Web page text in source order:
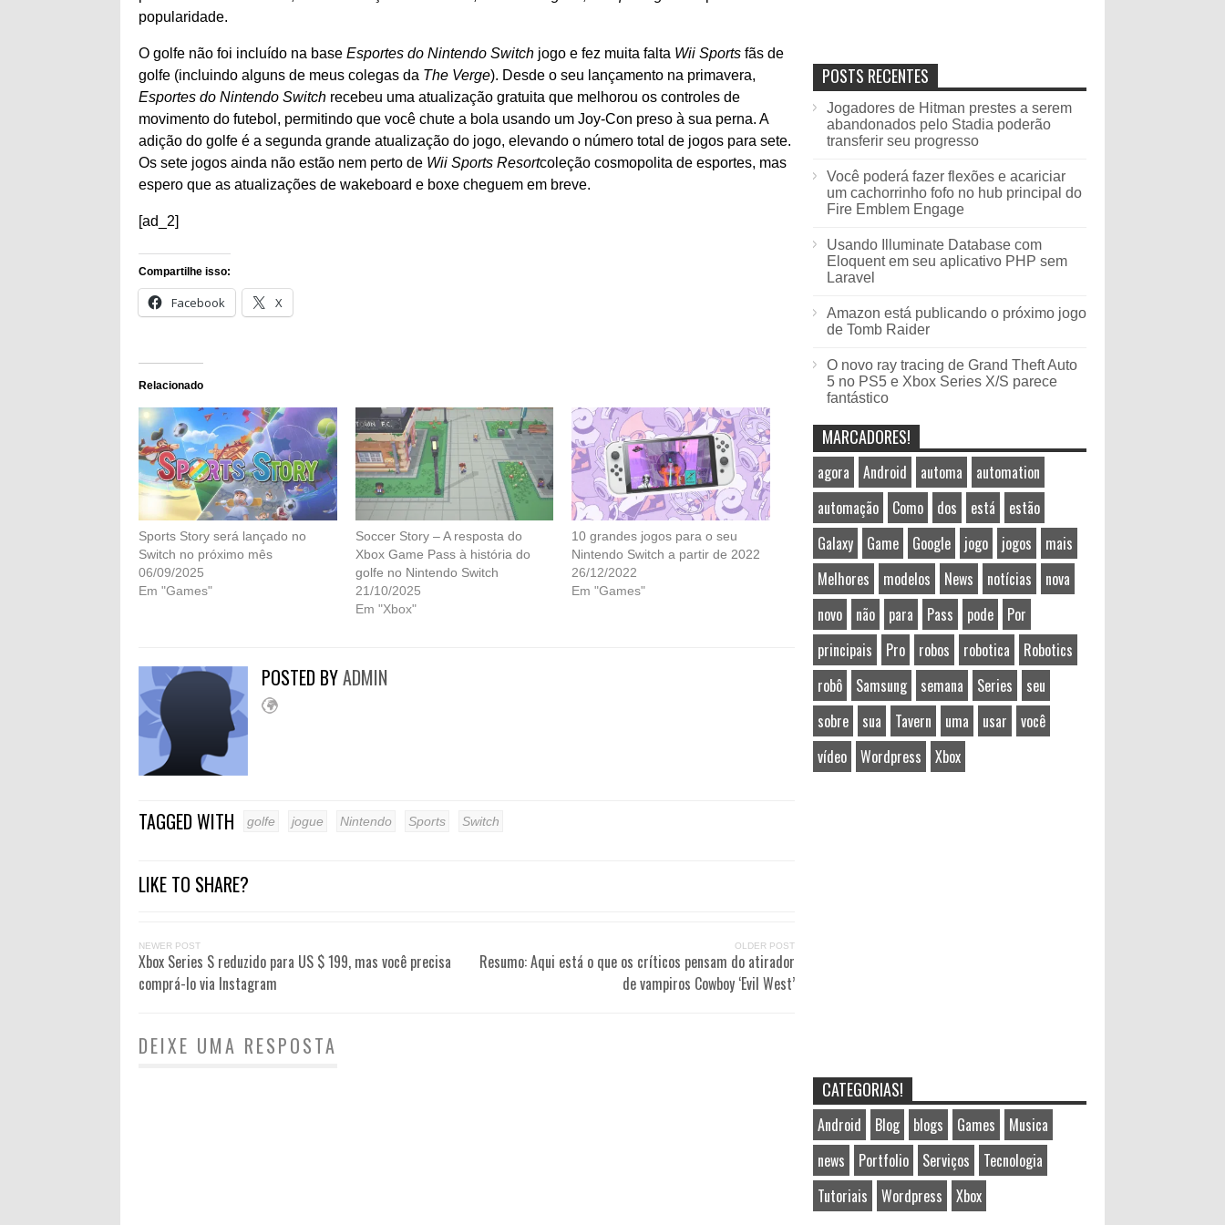
popularidade.
O golfe não foi incluído na base Esportes do Nintendo Switch jogo e fez muita falta Wii Sports fãs de
golfe (incluindo alguns de meus colegas da The Verge). Desde o seu lançamento na primavera,
Esportes do Nintendo Switch recebeu uma atualização gratuita que melhorou os controles de
movimento do futebol, permitindo que você chute a bola usando um Joy-Con preso à sua perna. A
adição do golfe é a segunda grande atualização do jogo, elevando o número total de jogos para sete.
Os sete jogos ainda não estão nem perto de Wii Sports Resortcoleção cosmopolita de esportes, mas
espero que as atualizações de wakeboard e boxe cheguem em breve.
[ad_2]
Compartilhe isso:
Facebook X
Relacionado
Sports Story será lançado no
Switch no próximo mês
06/09/2025
Em "Games"
Soccer Story – A resposta do
Xbox Game Pass à história do
golfe no Nintendo Switch
21/10/2025
Em "Xbox"
10 grandes jogos para o seu
Nintendo Switch a partir de 2022
26/12/2022
Em "Games"
POSTED BYADMIN
TAGGED WITH golfe jogue Nintendo Sports Switch
LIKE TO SHARE?
NEWER POST
Xbox Series S reduzido para US $ 199, mas você precisa
comprá-lo via Instagram
OLDER POST
Resumo: Aqui está o que os críticos pensam do atirador
de vampiros Cowboy ‘Evil West’
DEIXE UMA RESPOSTA
POSTS RECENTES
Jogadores de Hitman prestes a serem
abandonados pelo Stadia poderão
transferir seu progresso
Você poderá fazer flexões e acariciar
um cachorrinho fofo no hub principal do
Fire Emblem Engage
Usando Illuminate Database com
Eloquent em seu aplicativo PHP sem
Laravel
Amazon está publicando o próximo jogo
de Tomb Raider
O novo ray tracing de Grand Theft Auto
5 no PS5 e Xbox Series X/S parece
fantástico
MARCADORES!
agora Android automa
automation
automação
Como dos está
estão
Galaxy
Game Google jogo jogos
mais
Melhores
modelos News notícias
nova
novo
não para Pass pode
Por
principais
Pro robos robotica
Robotics
robô
Samsung semana Series
seu
sobre
sua Tavern uma usar
você
vídeo
Wordpress Xbox
CATEGORIAS!
Android Blog blogs Games
Musica
news
Portfolio Serviços
Tecnologia
Tutoriais
Wordpress Xbox